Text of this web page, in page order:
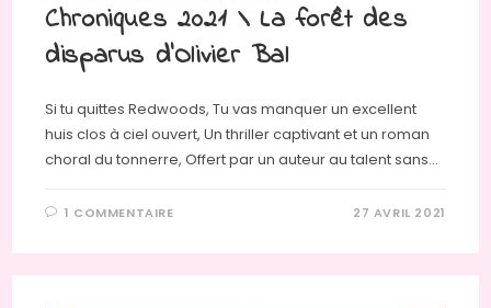
Chroniques 2021 \ La forêt des
disparus d’Olivier Bal
Si tu quittes Redwoods, Tu vas manquer un excellent
huis clos à ciel ouvert, Un thriller captivant et un roman
choral du tonnerre, Offert par un auteur au talent sans…
1 COMMENTAIRE 27 AVRIL 2021